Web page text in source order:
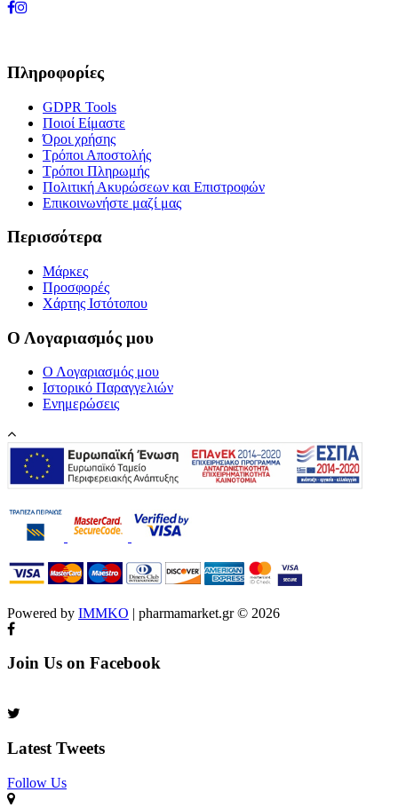
Πληροφορίες
GDPR Tools
Ποιοί Είμαστε
Όροι χρήσης
Τρόποι Αποστολής
Τρόποι Πληρωμής
Πολιτική Ακυρώσεων και Επιστροφών
Επικοινωνήστε μαζί μας
Περισσότερα
Μάρκες
Προσφορές
Χάρτης Ιστότοπου
Ο Λογαριασμός μου
Ο Λογαριασμός μου
Ιστορικό Παραγγελιών
Ενημερώσεις
Powered by IMMKO | pharmamarket.gr © 2026
Join Us on Facebook
Latest Tweets
Follow Us​